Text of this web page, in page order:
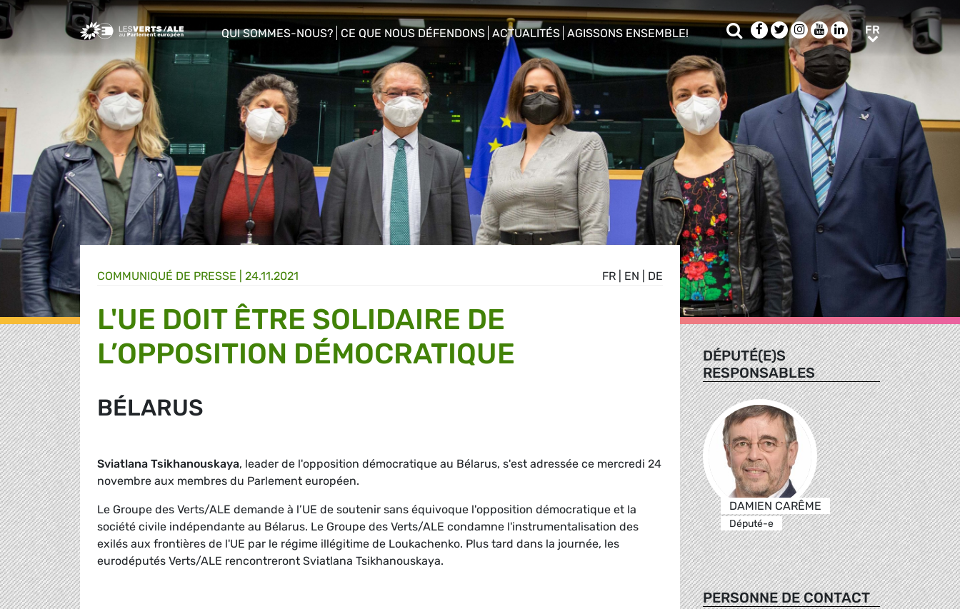
Greens/EFA Home
QUI SOMMES-NOUS?
show/hide sub menu
CE QUE NOUS DÉFENDONS
show/hide sub menu
ACTUALITÉS
show/hide sub menu
AGISSONS ENSEMBLE!
Rechercher
Facebook
TwitterInstagram
Youtube
LinkedIn
FRFR
FR EN DE
COMMUNIQUÉ DE PRESSE 24.11.2021
L'UE DOIT ÊTRE SOLIDAIRE DE
L’OPPOSITION DÉMOCRATIQUE
BÉLARUS
Sviatlana Tsikhanouskaya, leader de l'opposition démocratique au Bélarus, s'est adressée ce mercredi 24
novembre aux membres du Parlement européen.
Le Groupe des Verts/ALE demande à l’UE de soutenir sans équivoque l'opposition démocratique et la
société civile indépendante au Bélarus. Le Groupe des Verts/ALE condamne l'instrumentalisation des
exilés aux frontières de l'UE par le régime illégitime de Loukachenko. Plus tard dans la journée, les
eurodéputés Verts/ALE rencontreront Sviatlana Tsikhanouskaya.
DÉPUTÉ(E)S
RESPONSABLES
DAMIEN CARÊME
Député-e
PERSONNE DE CONTACT